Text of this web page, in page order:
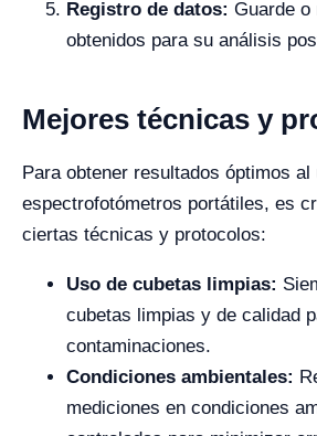
Registro de datos: Guarde o
obtenidos para su análisis
Mejores técnicas y
Para obtener resultados óptimos al
espectrofotómetros portátiles, es
ciertas técnicas y protocolos:
Uso de cubetas limpias:
cubetas limpias y de calidad
contaminaciones.
Condiciones ambientales:
mediciones en condiciones